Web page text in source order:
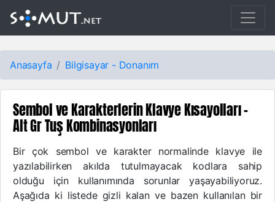
Anasayfa Bilgisayar - Donanım
Sembol ve Karakterlerin Klavye Kısayolları -
Alt Gr Tuş Kombinasyonları
Bir çok sembol ve karakter normalinde klavye ile
yazılabilirken akılda tutulmayacak kodlara sahip
olduğu için kullanımında sorunlar yaşayabiliyoruz.
Aşağıda ki listede gizli kalan ve bazen kullanılan bir